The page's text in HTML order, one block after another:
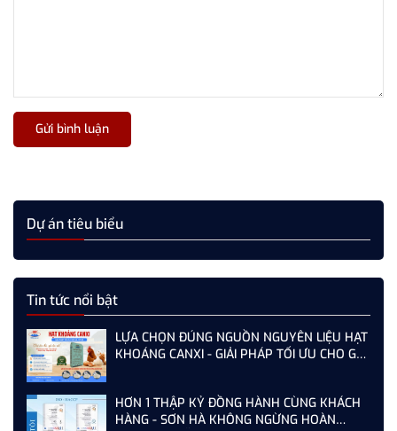
Gửi bình luận
Dự án tiêu biểu
Tin tức nổi bật
LỰA CHỌN ĐÚNG NGUỒN NGUYÊN LIỆU HẠT
KHOÁNG CANXI - GIẢI PHÁP TỐI ƯU CHO GÀ,
HƠN 1 THẬP KỶ ĐỒNG HÀNH CÙNG KHÁCH
HÀNG - SƠN HÀ KHÔNG NGỪNG HOÀN